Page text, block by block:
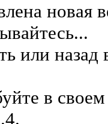
новая
или назад
в